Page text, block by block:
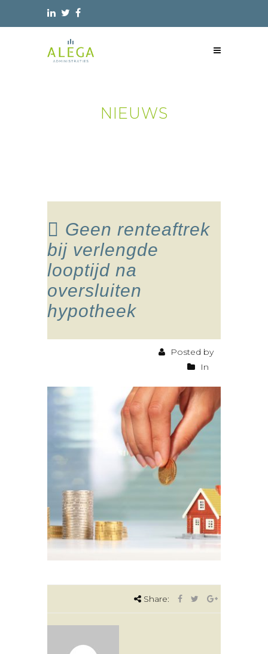
NIEUWS
Geen renteaftrek
bij verlengde
looptijd na
oversluiten
hypotheek
Posted by
In
Share: